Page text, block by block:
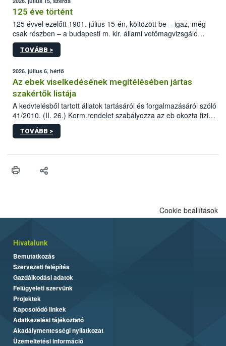
125 éve történt
125 évvel ezelőtt 1901. július 15-én, költözött be – igaz, még
csak részben – a budapesti m. kir. állami vetőmagvizsgáló
állomás a Kis Rókus utca 15. szám alatti, Czigler Győző által
tervezett új épületébe.
TOVÁBB >
2026. július 6, hétfő
Az ebek viselkedésének megítélésében jártas
szakértők listája
A kedvtelésből tartott állatok tartásáról és forgalmazásáról szóló
41/2010. (II. 26.) Korm.rendelet szabályozza az eb okozta fizikai
sérülés, illetve ennek veszélye keletkezésekor felmerülő
hatósági feladatokat, valamint a veszélyes eb tartását és annak
vonni az ebek viselkedésének megítélésében jártas szakértőt.
TOVÁBB >
Cookie beállítások
Hivatalunk
Bemutatkozás
Szervezeti felépítés
Gazdálkodási adatok
Felügyeleti szervünk
Projektek
Kapcsolódó linkek
Adatkezelési tájékoztató
Akadálymentességi nyilatkozat
Üzemeltetési információ